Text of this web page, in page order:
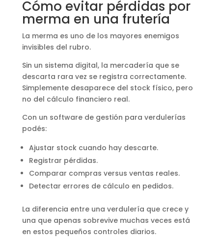
Cómo evitar pérdidas por
merma en una frutería
La merma es uno de los mayores enemigos
invisibles del rubro.
Sin un sistema digital, la mercadería que se
descarta rara vez se registra correctamente.
Simplemente desaparece del stock físico, pero
no del cálculo financiero real.
Con un software de gestión para verdulerías
podés:
Ajustar stock cuando hay descarte.
Registrar pérdidas.
Comparar compras versus ventas reales.
Detectar errores de cálculo en pedidos.
La diferencia entre una verdulería que crece y
una que apenas sobrevive muchas veces está
en estos pequeños controles diarios.